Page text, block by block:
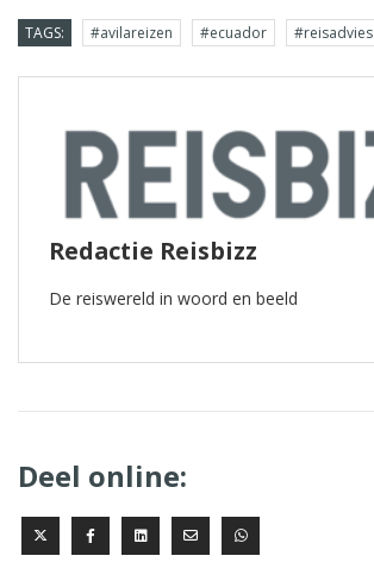
TAGS: #avilareizen #ecuador #reisadvies
Redactie Reisbizz
De reiswereld in woord en beeld
Deel online: